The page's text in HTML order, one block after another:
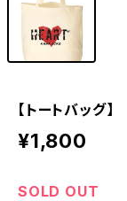
【トートバッグ】
¥1,800
SOLD OUT